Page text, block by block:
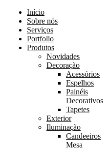
Início
Sobre nós
Serviços
Portfolio
Produtos
Novidades
Decoração
Acessórios
Espelhos
Painéis
Decorativos
Tapetes
Exterior
Iluminação
Candeeiros
Mesa